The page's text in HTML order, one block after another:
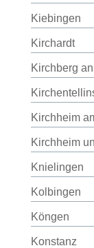
Kiebingen
Kirchardt
Kirchberg
Kirchheim
Kirchheim
Knielingen
Kolbingen
Köngen
Konstanz